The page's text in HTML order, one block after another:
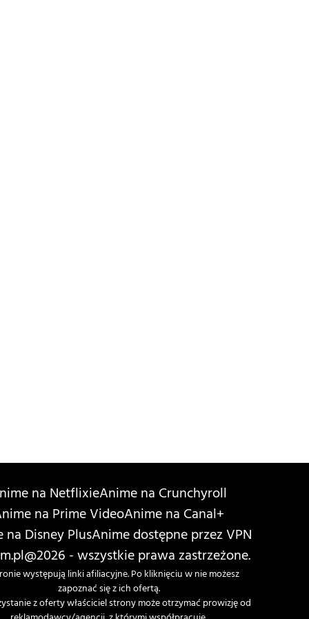
na NetflixieAnime na Crunchyroll
na Prime VideoAnime na Canal+
na Disney PlusAnime dostępne przez VPN
@2026 - wszystkie prawa zastrzeżone.
występują linki afiliacyjne. Po kliknięciu w nie możesz
zapoznać się z ich ofertą.
z oferty właściciel strony może otrzymać prowizję od